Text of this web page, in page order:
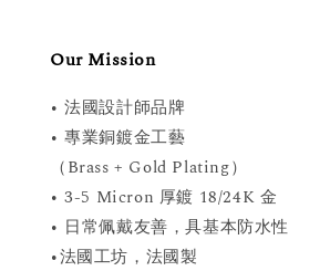
Our Mission
• 法國設計師品牌
• 專業銅鍍金工藝
（Brass + Gold Plating）
• 3-5 Micron 厚鍍 18/24K 金
• 日常佩戴友善，具基本防水性
•法國工坊，法國製